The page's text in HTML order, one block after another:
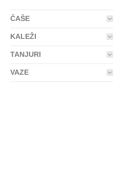
ČAŠE
KALEŽI
TANJURI
VAZE